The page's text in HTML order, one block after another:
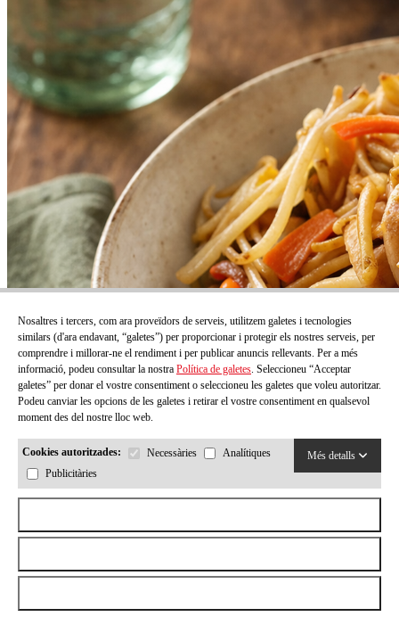
Nosaltres i tercers, com ara proveïdors de serveis, utilitzem galetes i tecnologies
similars (d'ara endavant, “galetes”) per proporcionar i protegir els nostres serveis, per
comprendre i millorar-ne el rendiment i per publicar anuncis rellevants. Per a més
informació, podeu consultar la nostra Política de galetes. Seleccioneu “Acceptar
galetes” per donar el vostre consentiment o seleccioneu les galetes que voleu autoritzar.
Podeu canviar les opcions de les galetes i retirar el vostre consentiment en qualsevol
moment des del nostre lloc web.
Cookies autoritzades: Necessàries
Analítiques
Publicitàries
Més detalls